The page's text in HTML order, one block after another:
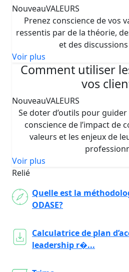
NouveauVALEURS
Prenez conscience de vos
ressentis par de la théorie,
et des
Voir plus
Comment utiliser
vos
NouveauVALEURS
Se doter d’outils pour
conscience de l’impact de
valeurs et les enjeux de
Voir plus
Relié
Quelle est la
ODASE?
Calculatrice de plan
leadership r�...